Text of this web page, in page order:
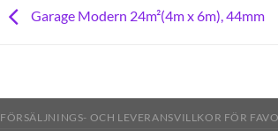
Garage Modern 24m²(4m x 6m), 44mm
FÖRSÄLJNINGS- OCH LEVERANSVILLKOR FÖR